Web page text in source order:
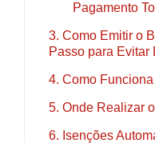
Pagamento
3. Como Emitir o
Passo para Evitar
4. Como
5. Onde Realizar
6. Isenções